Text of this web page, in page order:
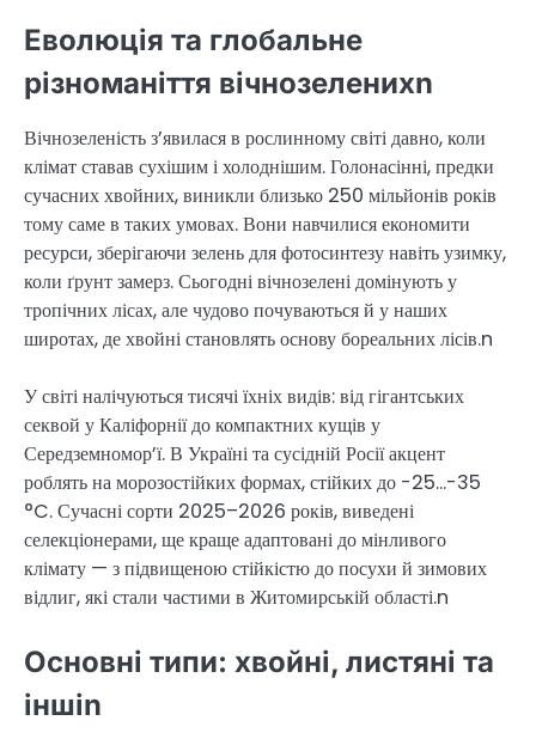
Еволюція та глобальне
різноманіття вічнозеленихn
Вічнозеленість з’явилася в рослинному світі давно, коли
клімат ставав сухішим і холоднішим. Голонасінні, предки
сучасних хвойних, виникли близько 250 мільйонів років
тому саме в таких умовах. Вони навчилися економити
ресурси, зберігаючи зелень для фотосинтезу навіть узимку,
коли ґрунт замерз. Сьогодні вічнозелені домінують у
тропічних лісах, але чудово почуваються й у наших
широтах, де хвойні становлять основу бореальних лісів.n
У світі налічуються тисячі їхніх видів: від гігантських
секвой у Каліфорнії до компактних кущів у
Середземномор’ї. В Україні та сусідній Росії акцент
роблять на морозостійких формах, стійких до -25…-35
°C. Сучасні сорти 2025–2026 років, виведені
селекціонерами, ще краще адаптовані до мінливого
клімату — з підвищеною стійкістю до посухи й зимових
відлиг, які стали частими в Житомирській області.n
Основні типи: хвойні, листяні та
іншіn